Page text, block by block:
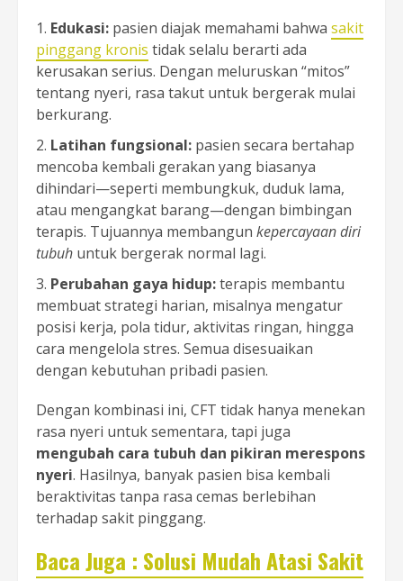
Edukasi: pasien diajak memahami bahwa sakit
pinggang kronis tidak selalu berarti ada
kerusakan serius. Dengan meluruskan “mitos”
tentang nyeri, rasa takut untuk bergerak mulai
berkurang.
Latihan fungsional: pasien secara bertahap
mencoba kembali gerakan yang biasanya
dihindari—seperti membungkuk, duduk lama,
atau mengangkat barang—dengan bimbingan
terapis. Tujuannya membangun kepercayaan diri
tubuh untuk bergerak normal lagi.
Perubahan gaya hidup:terapis membantu
membuat strategi harian, misalnya mengatur
posisi kerja, pola tidur, aktivitas ringan, hingga
cara mengelola stres. Semua disesuaikan
dengan kebutuhan pribadi pasien.
Dengan kombinasi ini, CFT tidak hanya menekan
rasa nyeri untuk sementara, tapi juga
mengubah cara tubuh dan pikiran merespons
nyeri. Hasilnya, banyak pasien bisa kembali
beraktivitas tanpa rasa cemas berlebihan
terhadap sakit pinggang.
Baca Juga : Solusi Mudah Atasi Sakit